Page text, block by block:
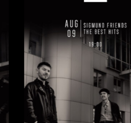
Ціна:
Виконавці:
Павло
(Рояль,)/Денис Дудко
Олександр Люлякін (